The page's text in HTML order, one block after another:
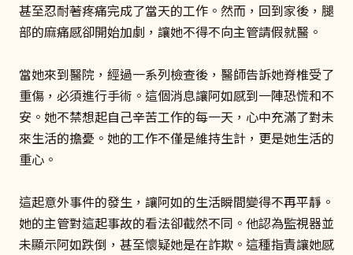
甚至忍耐著疼痛完成了當天的工作。然而，回到家後，腿
部的麻痛感卻開始加劇，讓她不得不向主管請假就醫。
當她來到醫院，經過一系列檢查後，醫師告訴她脊椎受了
重傷，必須進行手術。這個消息讓阿如感到一陣恐慌和不
安。她不禁想起自己辛苦工作的每一天，心中充滿了對未
來生活的擔憂。她的工作不僅是維持生計，更是她生活的
重心。
這起意外事件的發生，讓阿如的生活瞬間變得不再平靜。
她的主管對這起事故的看法卻截然不同。他認為監視器並
未顯示阿如跌倒，甚至懷疑她是在詐欺。這種指責讓她感